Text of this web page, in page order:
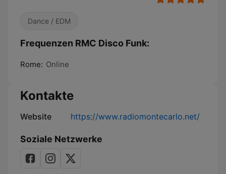
Dance / EDM
Frequenzen RMC Disco Funk:
Rome: Online
Kontakte
Website https://www.radiomontecarlo.net/
Soziale Netzwerke